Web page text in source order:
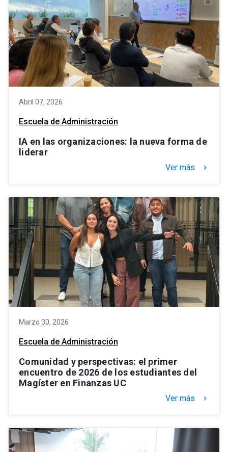
Abril 07, 2026
Escuela de Administración
IA en las organizaciones: la nueva forma de
liderar
Ver más keyboard_arrow_right
Marzo 30, 2026
Escuela de Administración
Comunidad y perspectivas: el primer
encuentro de 2026 de los estudiantes del
Magíster en Finanzas UC
Ver más keyboard_arrow_right